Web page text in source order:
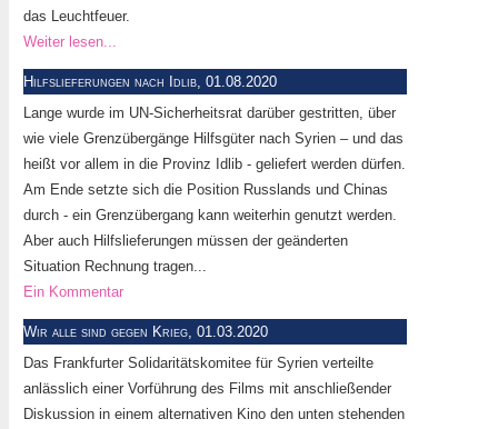
das Leuchtfeuer.
Weiter lesen...
Hilfslieferungen nach Idlib, 01.08.2020
Lange wurde im UN-Sicherheitsrat darüber gestritten, über
wie viele Grenzübergänge Hilfsgüter nach Syrien – und das
heißt vor allem in die Provinz Idlib - geliefert werden dürfen.
Am Ende setzte sich die Position Russlands und Chinas
durch - ein Grenzübergang kann weiterhin genutzt werden.
Aber auch Hilfslieferungen müssen der geänderten
Situation Rechnung tragen...
Ein Kommentar
Wir alle sind gegen Krieg, 01.03.2020
Das Frankfurter Solidaritätskomitee für Syrien verteilte
anlässlich einer Vorführung des Films mit anschließender
Diskussion in einem alternativen Kino den unten stehenden